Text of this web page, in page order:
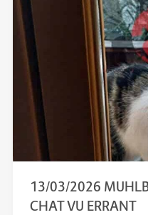
13/03/2026
CHAT VU ERRANT